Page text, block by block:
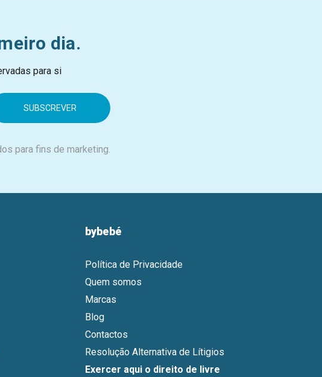
dia.
para si
para fins de marketing.
bybebé
Política de Privacidade
Quem somos
Marcas
Blog
Contactos
Resolução Alternativa de Lítigios
Exercer aqui o direito de livre